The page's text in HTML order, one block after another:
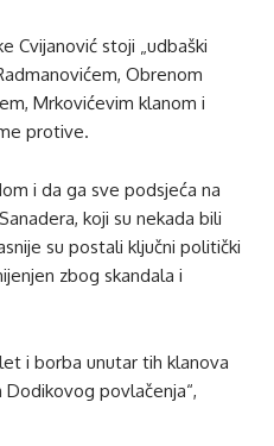
Cvijanović stoji „udbaški
Obrenom
Mrkovićevim klanom i
protive.
i da ga sve podsjeća na
koji su nekada bili
su postali ključni politički
zbog skandala i
i borba unutar tih klanova
povlačenja“,